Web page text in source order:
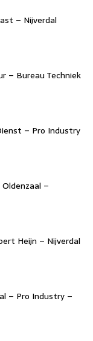
– Nijverdal
– Bureau Techniek
– Pro Industry
–
Heijn – Nijverdal
– Pro Industry –